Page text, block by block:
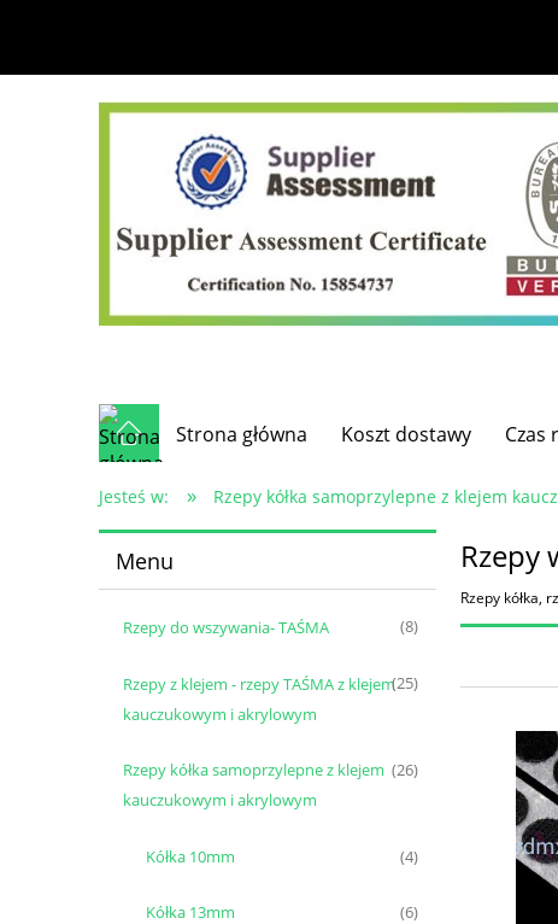
Strona główna Koszt dostawy Czas
Jesteś w: » Rzepy kółka samoprzylepne z klejem
Menu
Rzepy do wszywania- TAŚMA (8)
Rzepy z klejem - rzepy TAŚMA z klejem
kauczukowym i akrylowym
(25)
Rzepy kółka samoprzylepne z klejem
kauczukowym i akrylowym
(26)
Kółka 10mm (4)
Kółka 13mm (6)
Rzepy
Rzepy kółka,